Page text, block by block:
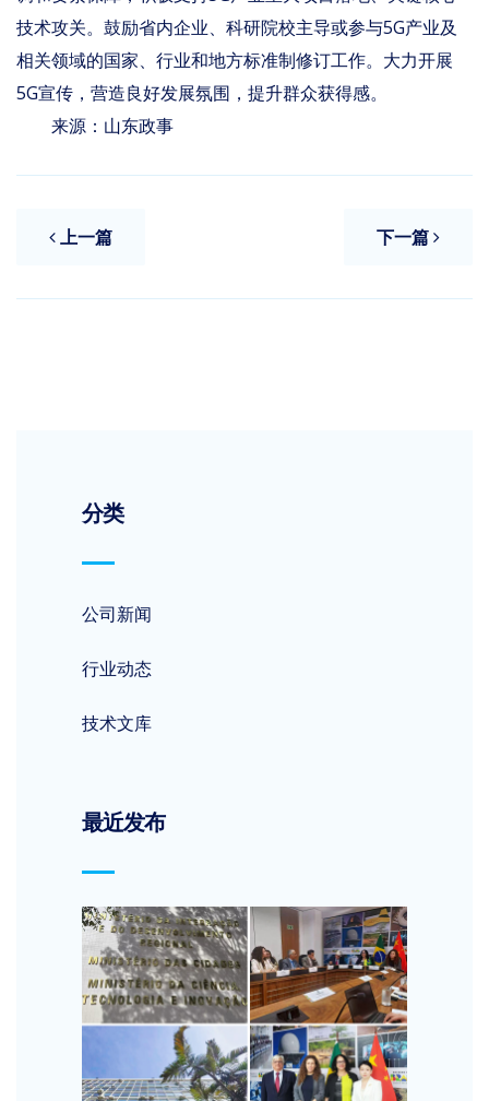
技术攻关。鼓励省内企业、科研院校主导或参与5G产业及
相关领域的国家、行业和地方标准制修订工作。大力开展
5G宣传，营造良好发展氛围，提升群众获得感。
来源：山东政事
上一篇 下一篇
分类
公司新闻
行业动态
技术文库
最近发布